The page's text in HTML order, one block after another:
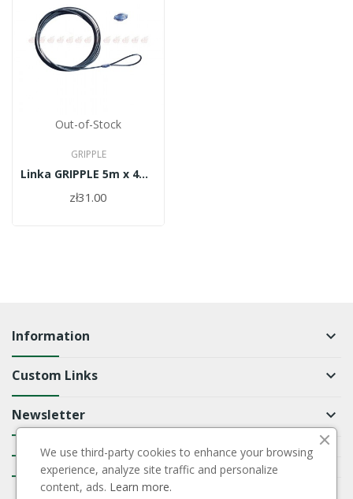
Out-of-Stock
GRIPPLE
Linka GRIPPLE 5m x 4mm- zestaw do mocowania...
zł31.00
Information keyboard_arrow_down
Custom Links keyboard_arrow_down
Newsletter keyboard_arrow_down
We use third-party cookies to enhance your browsing
experience, analyze site traffic and personalize
content, ads. Learn more.